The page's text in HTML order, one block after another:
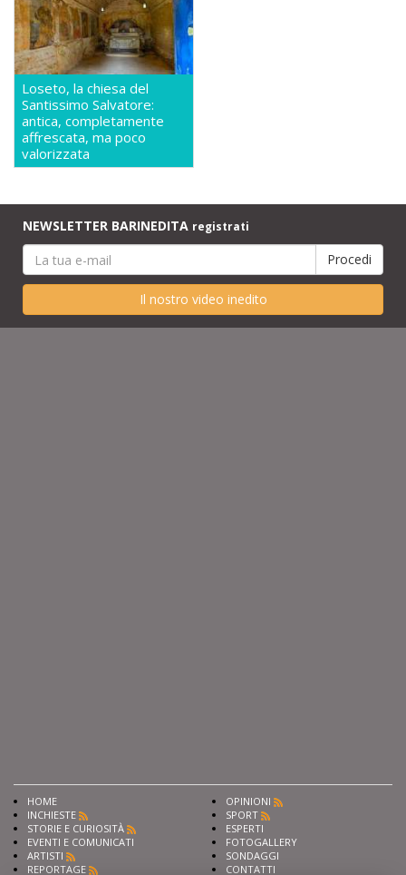
Loseto, la chiesa del
Santissimo Salvatore:
antica, completamente
affrescata, ma poco
valorizzata
NEWSLETTER BARINEDITA registrati
Il nostro video inedito
HOME
INCHIESTE
STORIE E CURIOSITÀ
EVENTI E COMUNICATI
ARTISTI
REPORTAGE
OPINIONI
SPORT
ESPERTI
FOTOGALLERY
SONDAGGI
CONTATTI